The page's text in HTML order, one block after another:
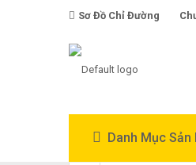
Sơ Đồ Chỉ Đường
Danh Mục Sản